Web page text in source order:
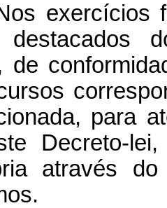
destacados
de
para
Decreto-
através